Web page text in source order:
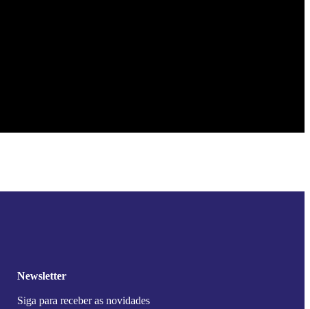
Newsletter
Siga para receber as novidades